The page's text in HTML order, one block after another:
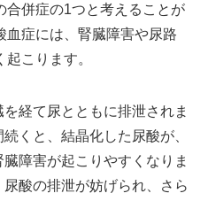
合併症の1つと考えることが
血症には、腎臓障害や尿路
こります。
経て尿とともに排泄されま
くと、結晶化した尿酸が、
障害が起こりやすくなりま
酸の排泄が妨げられ、さら